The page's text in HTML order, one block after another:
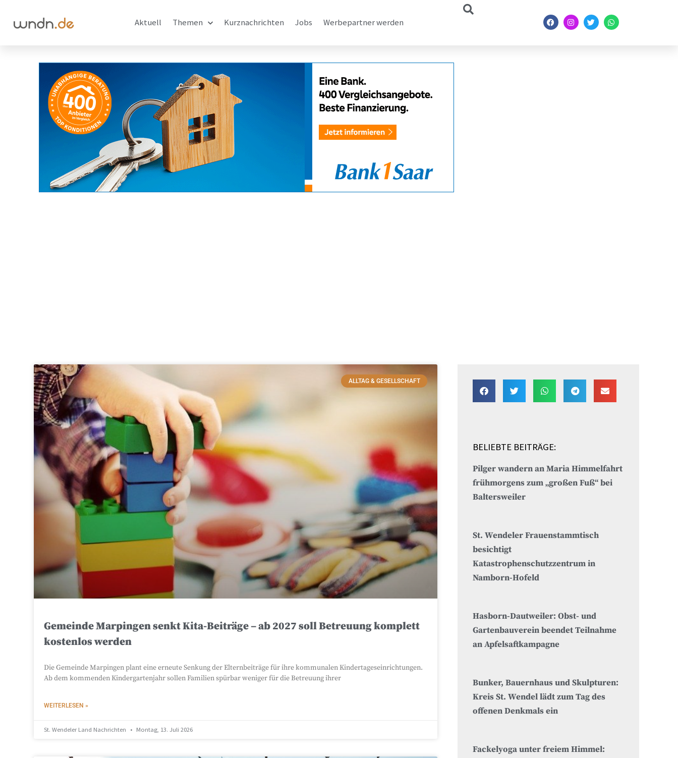
Aktuell Themen Kurznachrichten Jobs Werbepartner werden
ALLTAG & GESELLSCHAFT
Gemeinde Marpingen senkt Kita-Beiträge – ab 2027 soll Betreuung komplett
kostenlos werden
Die Gemeinde Marpingen plant eine erneute Senkung der Elternbeiträge für ihre kommunalen Kindertageseinrichtungen.
Ab dem kommenden Kindergartenjahr sollen Familien spürbar weniger für die Betreuung ihrer
WEITERLESEN »
St. Wendeler Land Nachrichten Montag, 13. Juli 2026
BELIEBTE BEITRÄGE:
Pilger wandern an Maria Himmelfahrt
frühmorgens zum „großen Fuß“ bei
Baltersweiler
St. Wendeler Frauenstammtisch
besichtigt
Katastrophenschutzzentrum in
Namborn-Hofeld
Hasborn-Dautweiler: Obst- und
Gartenbauverein beendet Teilnahme
an Apfelsaftkampagne
Bunker, Bauernhaus und Skulpturen:
Kreis St. Wendel lädt zum Tag des
offenen Denkmals ein
Fackelyoga unter freiem Himmel: